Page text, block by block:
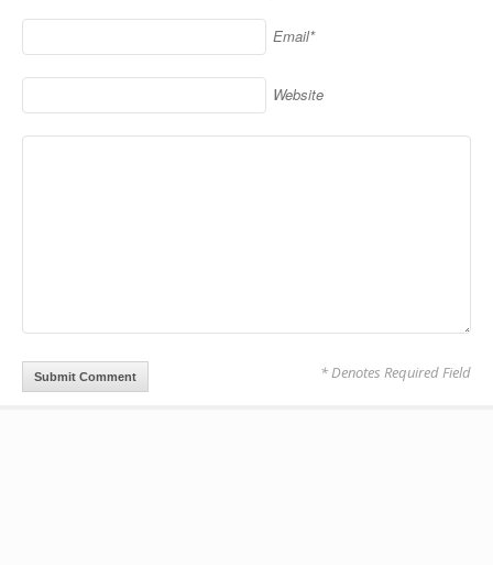
Email*
Website
* Denotes Required Field